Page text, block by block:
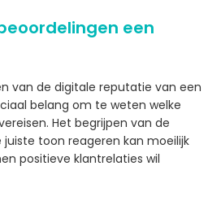
een
van de digitale reputatie van een
belang om te weten welke
Het begrijpen van de
toon reageren kan moeilijk
positieve klantrelaties wil